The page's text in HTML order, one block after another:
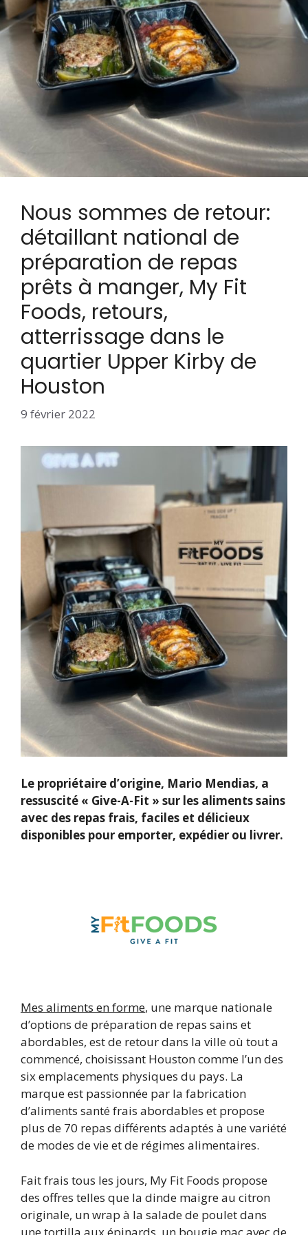
Nous sommes de retour:
détaillant national de
préparation de repas
prêts à manger, My Fit
Foods, retours,
atterrissage dans le
quartier Upper Kirby de
Houston
9 février 2022
Le propriétaire d’origine, Mario Mendias, a
ressuscité « Give-A-Fit » sur les aliments sains
avec des repas frais, faciles et délicieux
disponibles pour emporter, expédier ou livrer.
Mes aliments en forme, une marque nationale
d’options de préparation de repas sains et
abordables, est de retour dans la ville où tout a
commencé, choisissant Houston comme l’un des
six emplacements physiques du pays. La
marque est passionnée par la fabrication
d’aliments santé frais abordables et propose
plus de 70 repas différents adaptés à une variété
de modes de vie et de régimes alimentaires.
Fait frais tous les jours, My Fit Foods propose
des offres telles que la dinde maigre au citron
originale, un wrap à la salade de poulet dans
une tortilla aux épinards, un bougie mac avec de